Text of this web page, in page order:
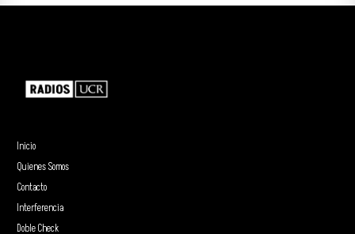
Inicio
Quienes Somos
Contacto
Interferencia
Doble Check